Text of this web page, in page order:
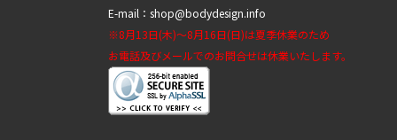
E-mail：shop@bodydesign.info
※8月13日(木)～8月16日(日)は夏季休業のため
お電話及びメールでのお問合せは休業いたします。